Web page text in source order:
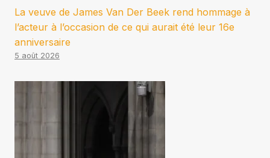
La veuve de James Van Der Beek rend hommage à
l’acteur à l’occasion de ce qui aurait été leur 16e
anniversaire
5 août 2026